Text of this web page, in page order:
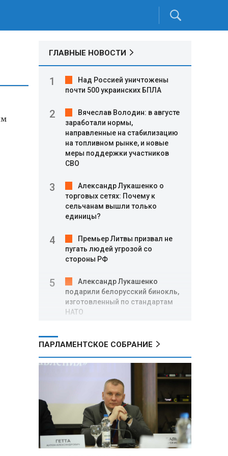
ГЛАВНЫЕ НОВОСТИ
Над Россией уничтожены
почти 500 украинских БПЛА
Вячеслав Володин: в августе
заработали нормы,
направленные на стабилизацию
на топливном рынке, и новые
меры поддержки участников
СВО
Александр Лукашенко о
торговых сетях: Почему к
сельчанам вышли только
единицы?
Премьер Литвы призвал не
пугать людей угрозой со
стороны РФ
Александр Лукашенко
подарили белорусский бинокль,
изготовленный по стандартам
НАТО
новых атаках ВСУ пострадали
Александр Лукашенко о
работе Белкоопсоюза: «Если это
так, это жуть»
Минск возглавил рейтинг
самых популярных зарубежных
городов у российских туристов
ПАРЛАМЕНТСКОЕ СОБРАНИЕ